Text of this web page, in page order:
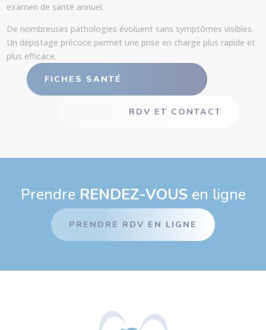
examen de santé annuel.
De nombreuses pathologies évoluent sans symptômes visibles.
Un dépistage précoce permet une prise en charge plus rapide et
plus efficace.
FICHES SANTÉ
RDV ET CONTACT
Prendre RENDEZ-VOUS en ligne
PRENDRE RDV EN LIGNE